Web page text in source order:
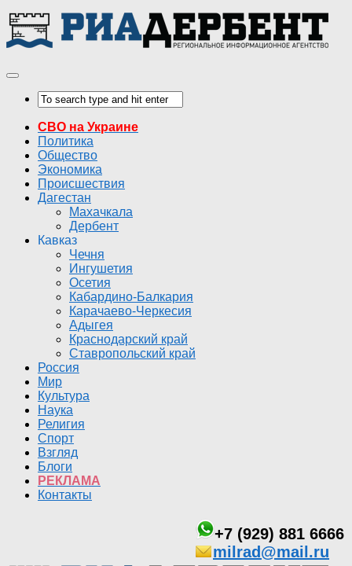
СВО на Украине
Политика
Общество
Экономика
Происшествия
Дагестан
Махачкала
Дербент
Кавказ
Чечня
Ингушетия
Осетия
Кабардино-Балкария
Карачаево-Черкесия
Адыгея
Краснодарский край
Ставропольский край
Россия
Мир
Культура
Наука
Религия
Спорт
Взгляд
Блоги
РЕКЛАМА
Контакты
+7 (929) 881 6666
milrad@mail.ru